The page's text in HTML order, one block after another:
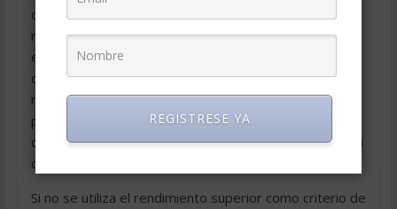
distinguen al mejor talento en la distribución del
rendimiento laboral, proponemos que todos aquellos
empleados cuyo rendimiento presenten una
desviación estándar sobre la media, sean de alguna
manera o reconocidos, con miras a incentivar al
personal a capacitarse a mostrar habilidades y
conocimientos superiores al promedio del mercado en
que se desarrollen.
Si no se utiliza el rendimiento superior como criterio de
REGISTRESE YA